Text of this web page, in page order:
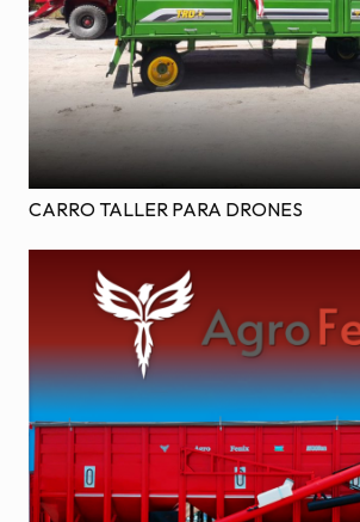
CARRO TALLER PARA DRONES